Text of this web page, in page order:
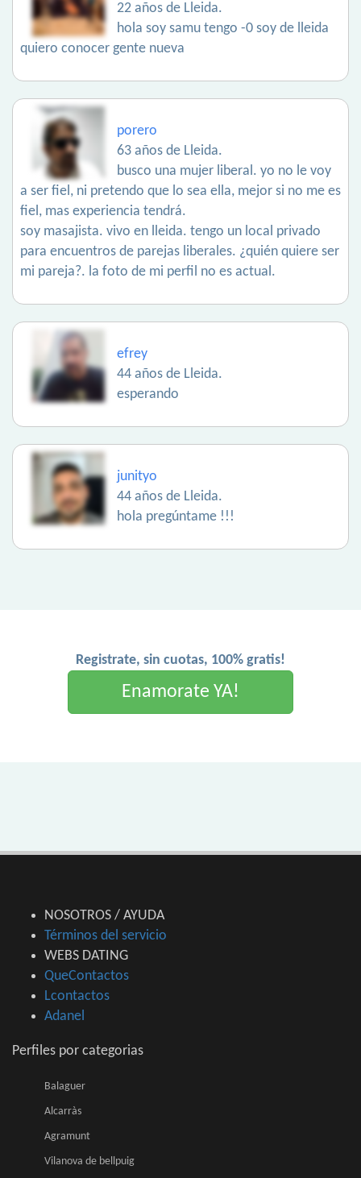
22 años de Lleida.
hola soy samu tengo -0 soy de lleida
quiero conocer gente nueva
porero
63 años de Lleida.
busco una mujer liberal. yo no le voy
a ser fiel, ni pretendo que lo sea ella, mejor si no me es
fiel, mas experiencia tendrá.
soy masajista. vivo en lleida. tengo un local privado
para encuentros de parejas liberales. ¿quién quiere ser
mi pareja?. la foto de mi perfil no es actual.
efrey
44 años de Lleida.
esperando
junityo
44 años de Lleida.
hola pregúntame !!!
Registrate, sin cuotas, 100% gratis!
Enamorate YA!
NOSOTROS / AYUDA
Términos del servicio
WEBS DATING
QueContactos
Lcontactos
Adanel
Perfiles por categorias
Balaguer
Alcarràs
Agramunt
Vilanova de bellpuig